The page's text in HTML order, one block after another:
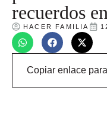
recuerdos
HACER FAMILIA
Copiar enlace